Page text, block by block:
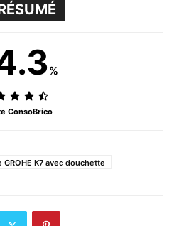
%
ConsoBrico
K7 avec douchette